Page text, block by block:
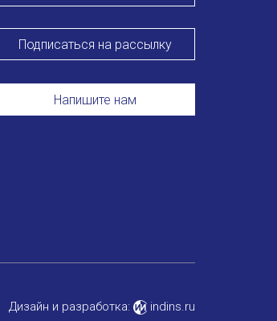
Подписаться на рассылку
Напишите нам
Дизайн и разработка: indins.ru